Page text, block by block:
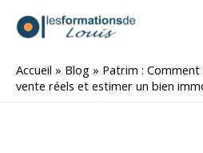
Accueil » Blog » Patrim :
vente réels et estimer un bien